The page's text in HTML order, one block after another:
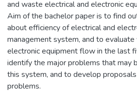
and waste electrical and electronic
Aim of the bachelor paper is to find
about efficiency of electrical and
management system, and to
electronic equipment flow in the last
identify the major problems that may
this system, and to develop
problems.